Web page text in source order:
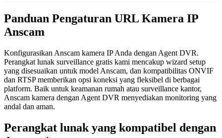
Panduan Pengaturan URL Kamera IP
Anscam
Konfigurasikan Anscam kamera IP Anda dengan Agent DVR.
Perangkat lunak surveillance gratis kami mencakup wizard setup
yang disesuaikan untuk model Anscam, dan kompatibilitas ONVIF
dan RTSP memberikan opsi koneksi yang fleksibel di berbagai
platform. Baik untuk keamanan rumah atau surveillance kantor,
Anscam kamera dengan Agent DVR menyediakan monitoring yang
andal dan aman.
Perangkat lunak yang kompatibel dengan